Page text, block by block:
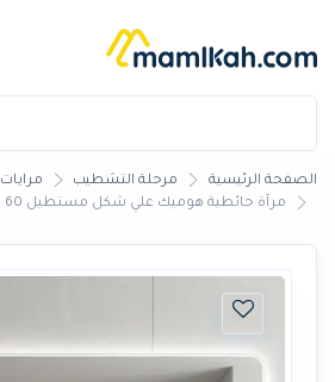
الصفحة الرئيسية مرحلة التشطيب مرايات
مرآة حائطية هوميك علي شكل مستطيل 60 × 120 سم